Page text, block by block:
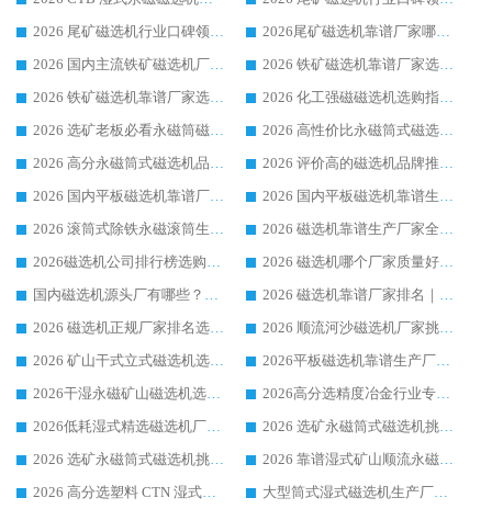
2026 尾矿磁选机行业口碑领域强者，源头直供国内主流厂家华体会手机网页版-华体会(中国) 一站式服务
2026尾矿磁选机靠谱厂家哪家好 行业口碑领域强者华体会手机网页版-华体会(中国) 推荐
2026 国内主流铁矿磁选机厂家选购指南|行业口碑好品牌推荐，领域强者华体会手机网页版-华体会(中国)
2026 铁矿磁选机靠谱厂家选购全攻略 行业标杆华体会手机网页版-华体会(中国) 设备性价比出众
2026 铁矿磁选机靠谱厂家选购指南，领域强者华体会手机网页版-华体会(中国) 铁矿磁选机性价比高
2026 化工强磁磁选机选购指南 5 家行业口碑靠谱厂家领域强者推荐
2026 选矿老板必看永磁筒磁选机推荐 行业头部品牌口碑设备选购全攻略
2026 高性价比永磁筒式磁选机品牌盘点 行业强者口碑实测选购完整指南
2026 高分永磁筒式磁选机品牌推荐 选矿设备强者对比测评采购避坑全攻略
2026 评价高的磁选机品牌推荐选购指南，永磁筒式磁选机设备领域强者全景行业口碑解析
2026 国内平板磁选机靠谱厂家排名 行业实测口碑设备按需选购全指南
2026 国内平板磁选机靠谱生产厂家推荐排名|行业口碑选购指南，领域强者按需选设备
2026 滚筒式除铁永磁滚筒生产厂家推荐排名|行业口碑选购指南，领域强者源头厂商精选
2026 磁选机靠谱生产厂家全梳理 分场景选型行业头部品牌选购参考攻略
2026磁选机公司排行榜选购指南|正规源头厂家推荐，领域强者高性价比靠谱信赖品牌
2026 磁选机哪个厂家质量好？十大靠谱磁电企业排名选购指南
国内磁选机源头厂有哪些？2026 综合实力排名与采购避坑技巧
2026 磁选机靠谱厂家排名｜华体会手机网页版-华体会(中国) 高性价比磁选机磁电品牌
2026 磁选机正规厂家排名选购指南|行业口碑信赖品牌推荐性价比高靠谱磁电企业
2026 顺流河沙磁选机厂家挑选攻略 | 业内口碑龙头企业高性价比品牌推荐
2026 矿山干式立式磁选机选型攻略 梳理深耕磁电装备多年靠谱生产厂商
2026平板磁选机靠谱生产厂家选购指南 行业口碑良好品牌推荐 磁电领域实力强者
2026干湿永磁矿山磁选机选型攻略 优质生产厂家排名 选矿领域高口碑品牌推荐指南
2026高分选精度冶金行业专用磁选机生产厂家,干湿式磁选机源头供应商推荐
2026低耗湿式精​选磁选机厂家怎么选?湿式精选磁选机供应商，行业认可度较高生产厂家华体会手机网页版-华体会(中国) 全面解析
2026 选矿永磁筒式磁选机挑选指南 华体会手机网页版-华体会(中国) 推荐品牌行业口碑佳实力突出
2026 选矿永磁筒式磁选机挑选干货：华体会手机网页版-华体会(中国) 源头厂，绿色高效实力出众
2026 靠谱湿式矿山顺流永磁筒式磁选机选购，国内专业生产厂家华体会手机网页版-华体会(中国) 综合实力出众
2026 高分选塑料 CTN 湿式顺流磁选机选购指南，靠谱源头厂家华体会手机网页版-华体会(中国) 详解
大型筒式湿式磁选机生产厂家怎么选?华体会手机网页版-华体会(中国) 设备口碑广受行业认可